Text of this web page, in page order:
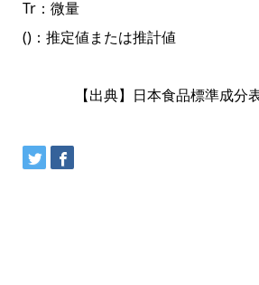
Tr：微量
()：推定値または推計値
【出典】日本食品標準成分